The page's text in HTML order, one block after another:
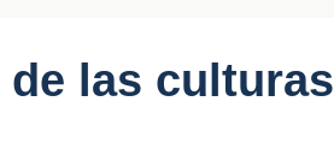
las culturas